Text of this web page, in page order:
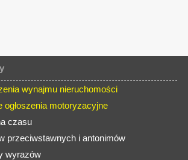
wynajmu nieruchomości
ogłoszenia motoryzacyjne
czasu
przeciwstawnych i antonimów
wyrazów